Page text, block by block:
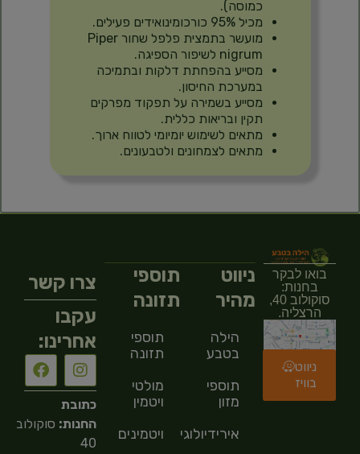
כמוסה).
מכיל 95% כורכומינואידים פעילים.
מועשר בתמצית פלפל שחור Piper
nigrum לשיפור הספיגה.
מסייע בהפחתת דלקות ובתמיכה
במערכת החיסון.
מסייע בשמירה על תפקוד מפרקים
תקין ובריאות כללית.
מתאים לשימוש יומיומי לטווח ארוך.
מתאים לצמחונים ולטבעונים.
בואו לבקר
בחנות:
סוקולוב 40,
הרצליה.
ניווט
בוויז
ניווט
מהיר
הילה
בטבע
תוספי
מזון
אירידיולוגיה
תוספי
תזונה
תוספי
תזונה
מולטי
ויטמין
ויטמינים
צרו קשר
עקבו
אחרינו:
כתובת
החנות: סוקולוב
40